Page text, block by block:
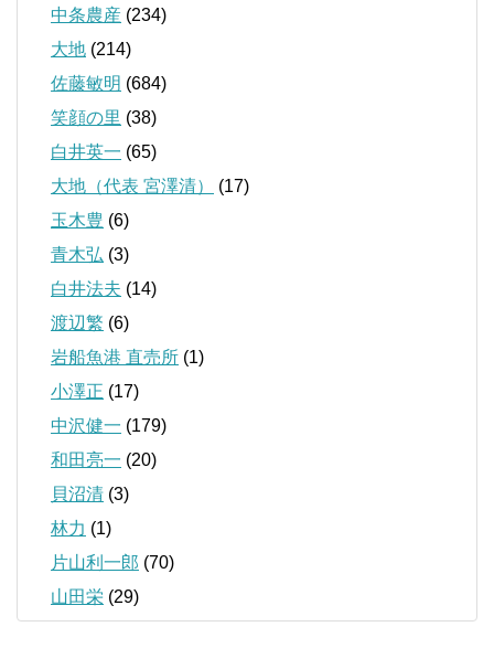
中条農産 (234)
大地 (214)
佐藤敏明 (684)
笑顔の里 (38)
白井英一 (65)
大地（代表 宮澤清）
(17)
玉木豊 (6)
青木弘 (3)
白井法夫 (14)
渡辺繁 (6)
岩船魚港 直売所 (1)
小澤正 (17)
中沢健一 (179)
和田亮一 (20)
貝沼清 (3)
林力 (1)
片山利一郎 (70)
山田栄 (29)